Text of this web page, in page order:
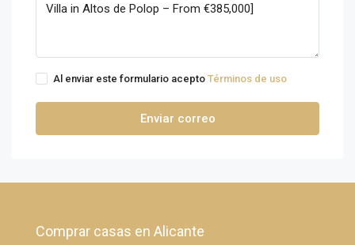
Al enviar este formulario acepto Términos de uso
Enviar correo
Comprar casas en Alicante